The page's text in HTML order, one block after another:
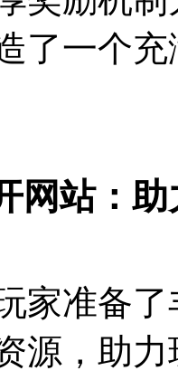
了一个
网站：
家准备
源，助